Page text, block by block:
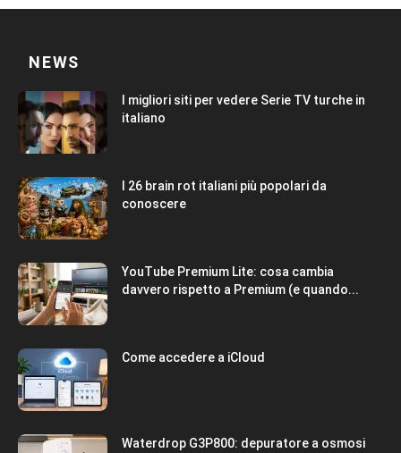
NEWS
I migliori siti per vedere Serie TV turche in
italiano
I 26 brain rot italiani più popolari da
conoscere
YouTube Premium Lite: cosa cambia
davvero rispetto a Premium (e quando...
Come accedere a iCloud
Waterdrop G3P800: depuratore a osmosi